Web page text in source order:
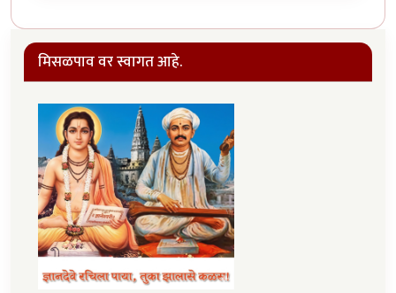
मिसळपाव वर स्वागत आहे.